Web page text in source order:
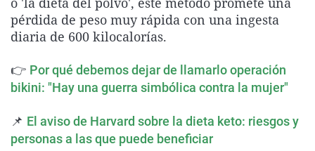
La rosa de los vientos
Caso
Operación Viuda
Extremadura
Navarra
Virales
pérdida de peso muy rápida con una ingesta
diaria de 600 kilocalorías.
👉 Por qué debemos dejar de llamarlo operación
bikini: "Hay una guerra simbólica contra la mujer"
📌 El aviso de Harvard sobre la dieta keto: riesgos y
personas a las que puede beneficiar